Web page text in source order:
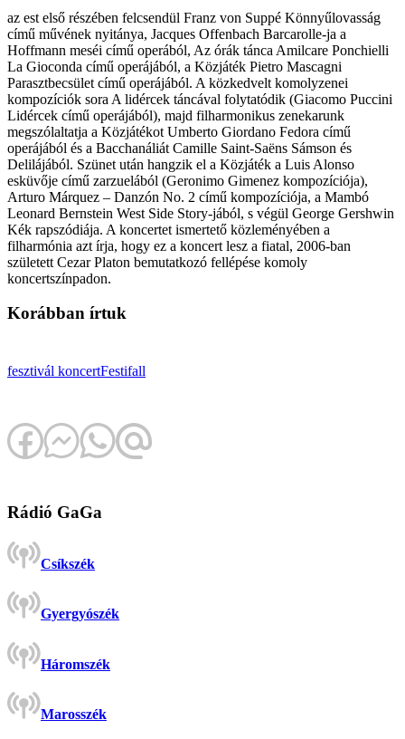
az est első részében felcsendül Franz von Suppé Könnyűlovasság
című művének nyitánya, Jacques Offenbach Barcarolle-ja a
Hoffmann meséi című operából, Az órák tánca Amilcare Ponchielli
La Gioconda című operájából, a Közjáték Pietro Mascagni
Parasztbecsület című operájából. A közkedvelt komolyzenei
kompozíciók sora A lidércek táncával folytatódik (Giacomo Puccini
Lidércek című operájából), majd filharmonikus zenekarunk
megszólaltatja a Közjátékot Umberto Giordano Fedora című
operájából és a Bacchanáliát Camille Saint-Saëns Sámson és
Delilájából. Szünet után hangzik el a Közjáték a Luis Alonso
esküvője című zarzuelából (Geronimo Gimenez kompozíciója),
Arturo Márquez – Danzón No. 2 című kompozíciója, a Mambó
Leonard Bernstein West Side Story-jából, s végül George Gershwin
Kék rapszódiája. A koncertet ismertető közleményében a
filharmónia azt írja, hogy ez a koncert lesz a fiatal, 2006-ban
született Cezar Platon bemutatkozó fellépése komoly
koncertszínpadon.
Korábban írtuk
fesztivál koncertFestifall
Rádió GaGa
Csíkszék
Gyergyószék
Háromszék
Marosszék